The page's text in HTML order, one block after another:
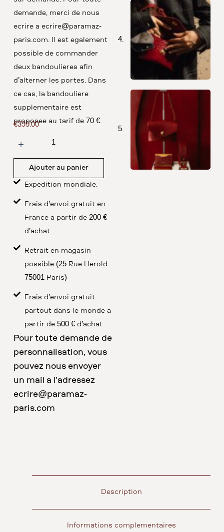
demande, merci de nous
écrire à ecrire@paramaz-
paris.com. Il est également
possible de commander
deux bandoulières afin
d’alterner les portés. Dans
ce cas, la bandoulière
supplémentaire est
proposée au tarif de 70 €.
€399.00
Ajouter au panier
Expédition mondiale.
Frais d’envoi gratuit en
France à partir de 200 €
d’achat
Retrait en magasin
possible (25 Rue Herold
75001 Paris)
Frais d’envoi gratuit
partout dans le monde à
partir de 500 € d’achat
Pour toute demande de
personnalisation, vous
pouvez nous envoyer
un mail à l’adressez
ecrire@paramaz-
paris.com
Description
Informations complémentaires